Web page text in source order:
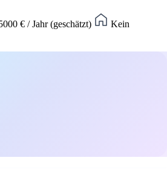
€ / Jahr (geschätzt)
Kein